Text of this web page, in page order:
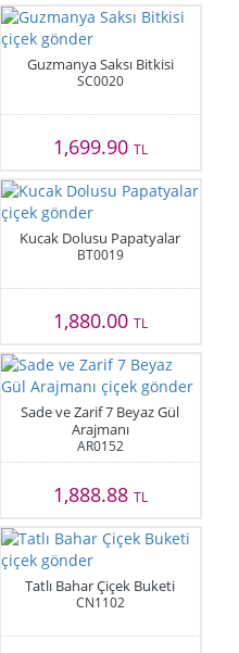
Guzmanya Saksı Bitkisi
SC0020
1,699.90 TL
Kucak Dolusu Papatyalar
BT0019
1,880.00 TL
Sade ve Zarif 7 Beyaz Gül
Arajmanı
AR0152
1,888.88 TL
Tatlı Bahar Çiçek Buketi
CN1102